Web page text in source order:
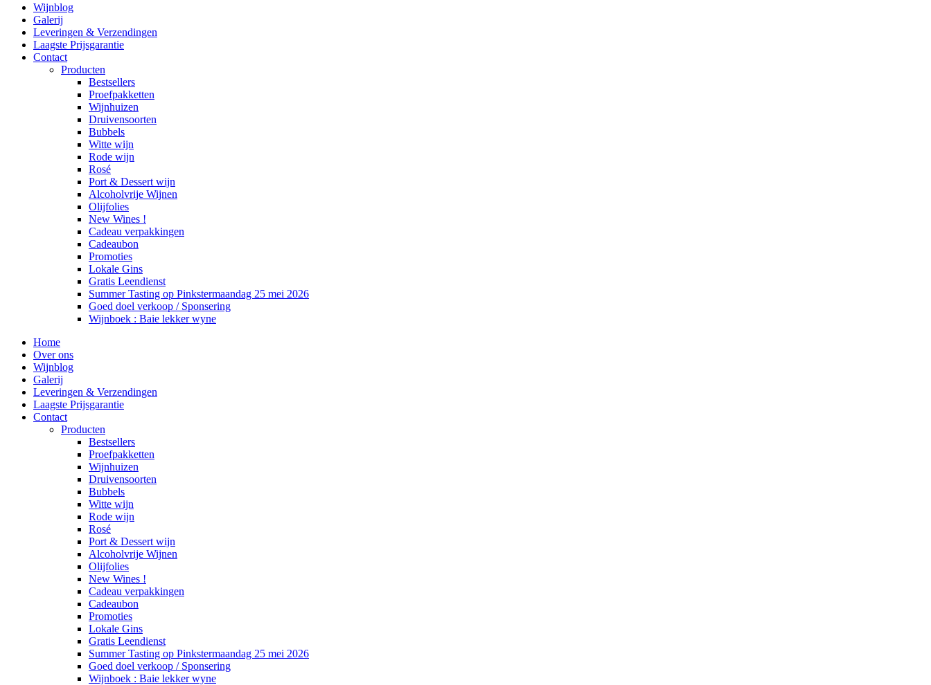
Wijnblog
Galerij
Leveringen & Verzendingen
Laagste Prijsgarantie
Contact
Producten
Bestsellers
Proefpakketten
Wijnhuizen
Druivensoorten
Bubbels
Witte wijn
Rode wijn
Rosé
Port & Dessert wijn
Alcoholvrije Wijnen
Olijfolies
New Wines !
Cadeau verpakkingen
Cadeaubon
Promoties
Lokale Gins
Gratis Leendienst
Summer Tasting op Pinkstermaandag 25 mei 2026
Goed doel verkoop / Sponsering
Wijnboek : Baie lekker wyne
Home
Over ons
Wijnblog
Galerij
Leveringen & Verzendingen
Laagste Prijsgarantie
Contact
Producten
Bestsellers
Proefpakketten
Wijnhuizen
Druivensoorten
Bubbels
Witte wijn
Rode wijn
Rosé
Port & Dessert wijn
Alcoholvrije Wijnen
Olijfolies
New Wines !
Cadeau verpakkingen
Cadeaubon
Promoties
Lokale Gins
Gratis Leendienst
Summer Tasting op Pinkstermaandag 25 mei 2026
Goed doel verkoop / Sponsering
Wijnboek : Baie lekker wyne